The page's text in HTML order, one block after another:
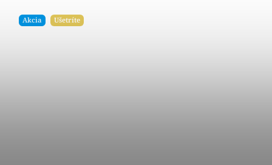
Akcia Ušetríte